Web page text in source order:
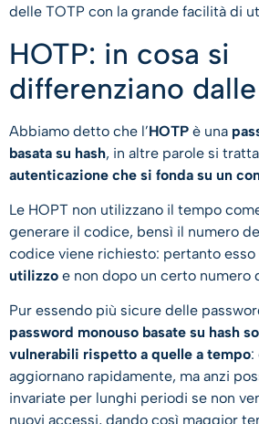
delle TOTP con la grande facilità di
HOTP: in cosa si
differenziano
Abbiamo detto che l’HOTP è una
basata su hash, in altre parole si
autenticazione che si fonda su un
Le HOPT non utilizzano il tempo
generare il codice, bensì il numero
codice viene richiesto: pertanto esso
utilizzo e non dopo un certo numero
Pur essendo più sicure delle
password monouso basate su hash
vulnerabili rispetto a quelle a tempo:
aggiornano rapidamente, ma anzi
invariate per lunghi periodi se non
nuovi accessi, dando così maggior